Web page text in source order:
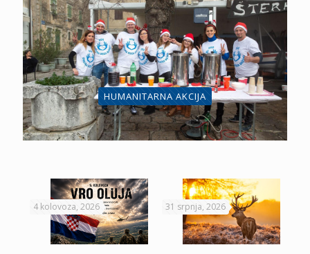
HUMANITARNA AKCIJA
4 kolovoza, 2026 31 srpnja, 2026